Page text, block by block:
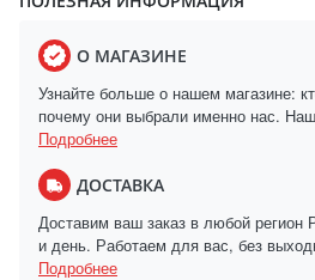
О МАГАЗИНЕ
Узнайте больше о нашем магазине:
почему они выбрали именно нас.
Подробнее
ДОСТАВКА
Доставим ваш заказ в любой регион
и день. Работаем для вас, без
Подробнее